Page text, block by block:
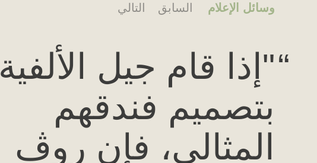
وسائل الإعلام
"إذا قام جيل الألفية
بتصميم فندقهم
المثالي، فإن روڤ
التالي السابق